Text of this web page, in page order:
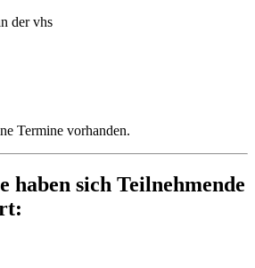
der vhs
Termine vorhanden.
haben sich Teilnehmende